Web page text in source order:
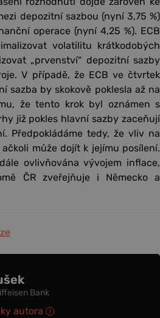
depozitní sazbou (nyní 3,75 %)
operace (nyní 4,25 %). ECB
volatilitu krátkodobých
„prvenství“ depozitní sazby
V případě, že ECB ve čtvrtek
sazba by skokově poklesla až na
že tento krok byl oznámen s
již pokles hlavní sazby zaceňují
Předpokládáme tedy, že vliv na
může dojít k jejímu posílení.
ovlivňována vývojem inflace,
ČR zveřejňuje i Německo a
Bank
autora